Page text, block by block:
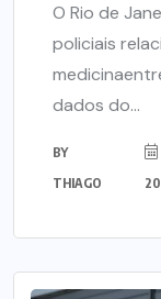
O Rio de
policiais
dados do...
BY
THIAGO